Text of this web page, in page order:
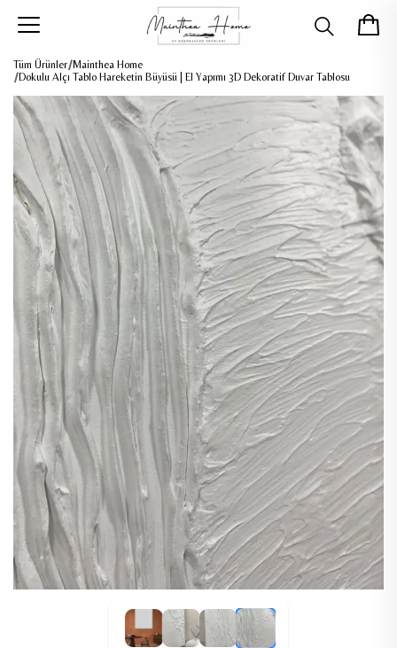
Tüm Ürünler Mainthea Home
Dokulu Alçı Tablo Hareketin Büyüsü | El Yapımı 3D Dekoratif Duvar Tablosu